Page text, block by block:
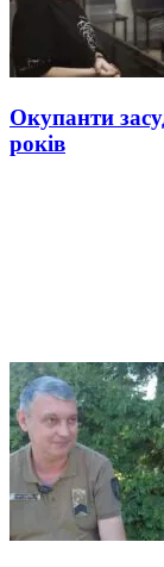
Окупанти
років